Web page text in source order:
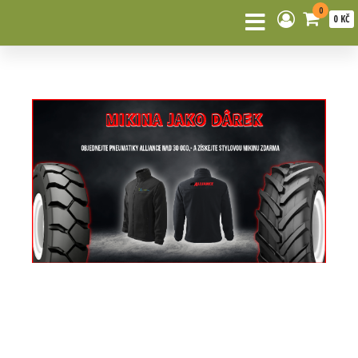
0
0 KČ